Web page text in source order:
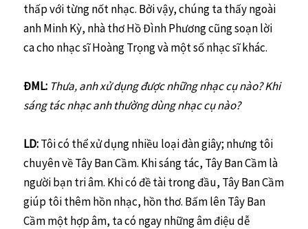
thấp với từng nốt nhạc. Bởi vậy, chúng ta thấy ngoài
anh Minh Kỳ, nhà thơ Hồ Đình Phương cũng soạn lời
ca cho nhạc sĩ Hoàng Trọng và một số nhạc sĩ khác.
ĐML: Thưa, anh xử dụng được những nhạc cụ nào? Khi
sáng tác nhạc anh thường dùng nhạc cụ nào?
LD:Tôi có thể xử dụng nhiều loại đàn giây; nhưng tôi
chuyên về Tây Ban Cầm. Khi sáng tác, Tây Ban Cầm là
người bạn tri âm. Khi có đề tài trong đầu, Tây Ban Cầm
giúp tôi thêm hồn nhạc, hồn thơ. Bấm lên Tây Ban
Cầm một hợp âm, ta có ngay những âm điệu dễ